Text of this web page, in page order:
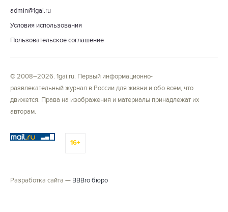
admin@1gai.ru
Условия использования
Пользовательское соглашение
© 2008–2026. 1gai.ru. Первый информационно-
развлекательный журнал в России для жизни и обо всем, что
движется. Права на изображения и материалы принадлежат их
авторам.
16+
Разработка сайта — BBBro бюро